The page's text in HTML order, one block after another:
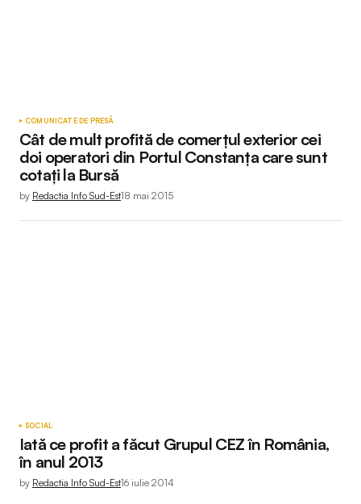
COMUNICATE DE PRESĂ
Cât de mult profită de comerţul exterior cei
doi operatori din Portul Constanţa care sunt
cotaţi la Bursă
by Redactia Info Sud-Est18 mai 2015
SOCIAL
Iată ce profit a făcut Grupul CEZ în România,
în anul 2013
by Redactia Info Sud-Est16 iulie 2014